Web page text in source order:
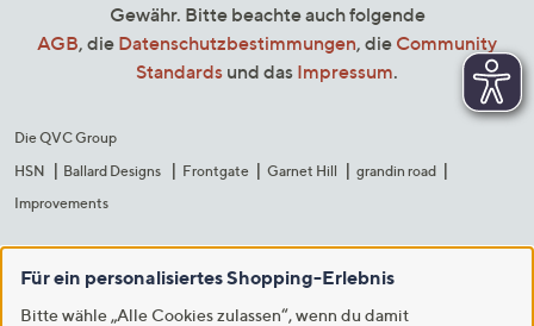
Gewähr. Bitte beachte auch folgende
AGB, die Datenschutzbestimmungen, die Community
Standards und das Impressum.
Die QVC Group
HSN
Ballard Designs Frontgate Garnet Hill
grandin road
Improvements
Für ein personalisiertes Shopping-Erlebnis
Bitte wähle „Alle Cookies zulassen“, wenn du damit